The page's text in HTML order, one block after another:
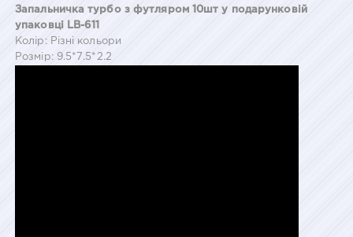
Запальничка турбо з футляром 10шт у подарунковій
упаковці LB-611
Колір: Різні кольори
Розмір: 9.5*7.5*2.2